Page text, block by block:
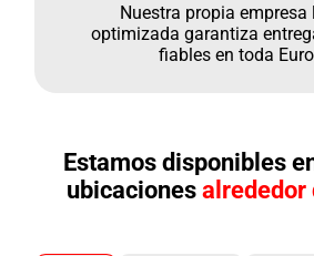
Nuestra propia empresa
optimizada garantiza
fiables en toda
Estamos disponibles
ubicaciones alrededor